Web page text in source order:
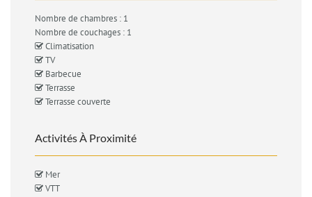
Nombre de chambres : 1
Nombre de couchages : 1
Climatisation
TV
Barbecue
Terrasse
Terrasse couverte
Activités À Proximité
Mer
VTT